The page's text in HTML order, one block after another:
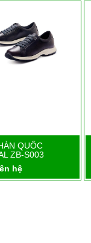
Chi tiết
QUỐC
ZB-S003
hệ